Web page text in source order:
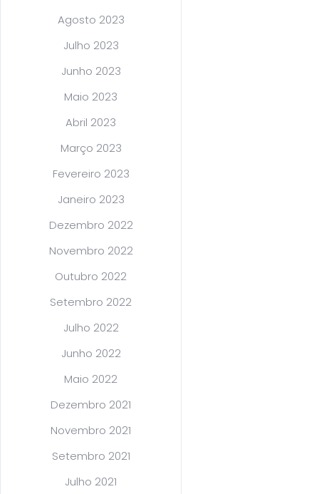
Agosto 2023
Julho 2023
Junho 2023
Maio 2023
Abril 2023
Março 2023
Fevereiro 2023
Janeiro 2023
Dezembro 2022
Novembro 2022
Outubro 2022
Setembro 2022
Julho 2022
Junho 2022
Maio 2022
Dezembro 2021
Novembro 2021
Setembro 2021
Julho 2021